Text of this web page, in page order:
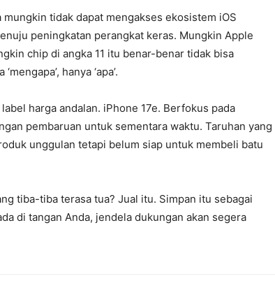
tidak dapat mengakses ekosistem iOS
peningkatan perangkat keras. Mungkin Apple
chip di angka 11 itu benar-benar tidak bisa
hanya ‘apa’.
harga andalan. iPhone 17e. Berfokus pada
pembaruan untuk sementara waktu. Taruhan yang
unggulan tetapi belum siap untuk membeli batu
tiba-tiba terasa tua? Jual itu. Simpan itu sebagai
di tangan Anda, jendela dukungan akan segera